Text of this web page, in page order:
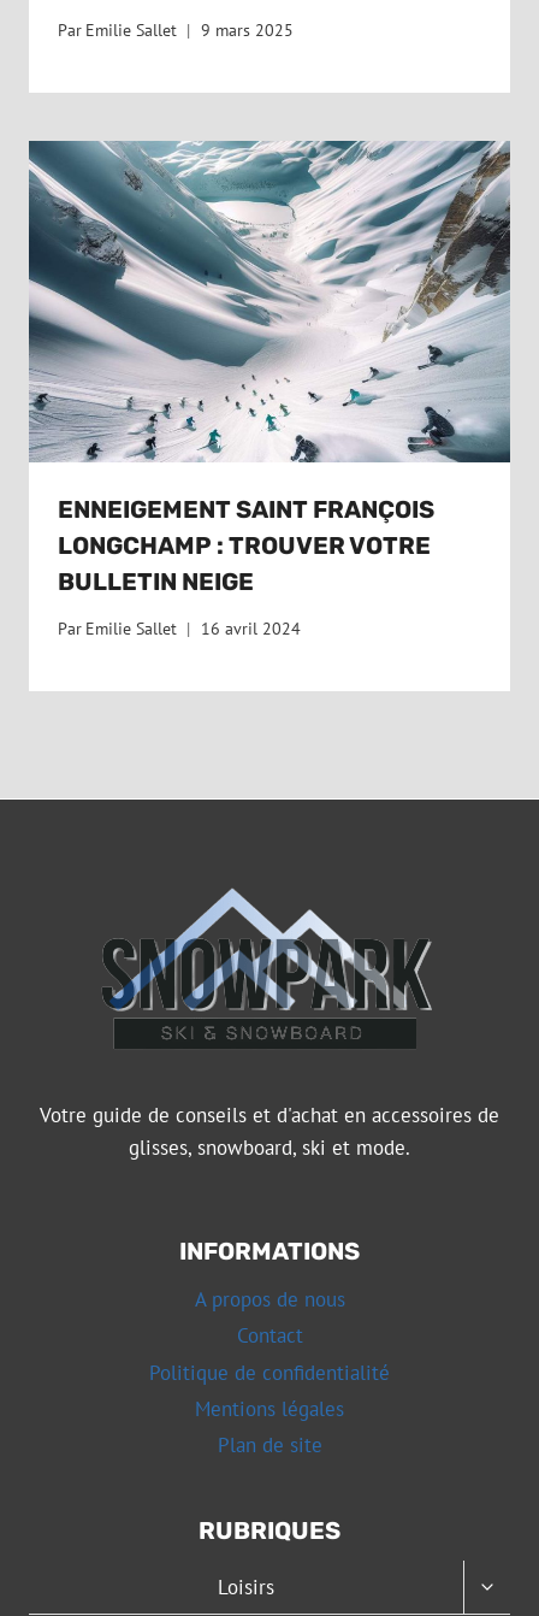
Par Emilie Sallet 9 mars 2025
ENNEIGEMENT SAINT FRANÇOIS
LONGCHAMP : TROUVER VOTRE
BULLETIN NEIGE
Par Emilie Sallet 16 avril 2024
Votre guide de conseils et d'achat en accessoires de
glisses, snowboard, ski et mode.
INFORMATIONS
A propos de nous
Contact
Politique de confidentialité
Mentions légales
Plan de site
RUBRIQUES
Loisirs